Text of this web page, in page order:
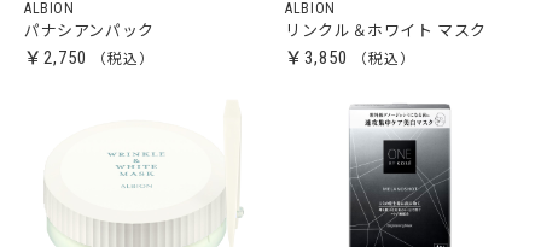
ALBION
パナシアンパック
￥2,750
ALBION
リンクル＆ホワイト マスク
￥3,850